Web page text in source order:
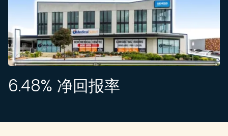
6.48% 净回报率